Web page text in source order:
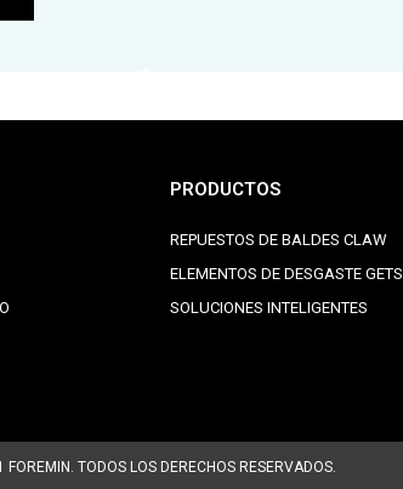
PRODUCTOS
REPUESTOS DE BALDES CLAW
ELEMENTOS DE DESGASTE GETS
SOLUCIONES INTELIGENTES
TODOS LOS DERECHOS RESERVADOS.